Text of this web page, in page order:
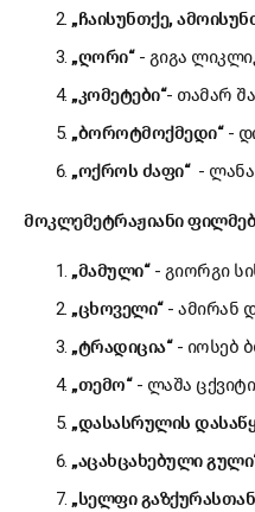
„ჩაისუნთქე,
„ღორი“- გიგა
„კომეტები“- თამარ
„ბოროტმოქმედი“-
„ოქროს ძაფი“- ლანა
მოკლემეტრაჟიანი
„მამული“ - გიორგი
„ცხოველი“- ამირან
„ტრადიცია“- იოსებ
„თემო“ - ლაშა
„დასასრულის
„აცახცახებულიგული
„სელფიგაზქურასთან